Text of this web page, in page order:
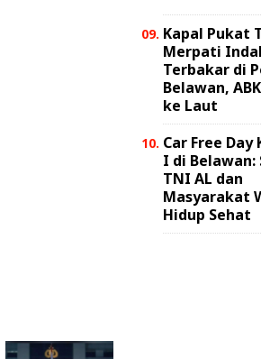
Kapal Pukat
Merpati
Terbakar di
Belawan,
ke Laut
Car Free Day
I di Belawan:
TNI AL dan
Masyarakat
Hidup Sehat